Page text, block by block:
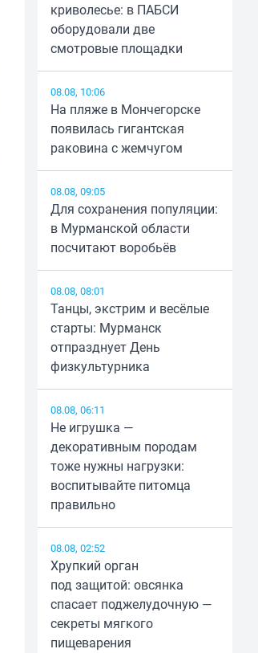
криволесье: в ПАБСИ
оборудовали две
смотровые площадки
08.08, 10:06
На пляже в Мончегорске
появилась гигантская
раковина с жемчугом
08.08, 09:05
Для сохранения популяции:
в Мурманской области
посчитают воробьёв
08.08, 08:01
Танцы, экстрим и весёлые
старты: Мурманск
отпразднует День
физкультурника
08.08, 06:11
Не игрушка —
декоративным породам
тоже нужны нагрузки:
воспитывайте питомца
правильно
08.08, 02:52
Хрупкий орган
под защитой: овсянка
спасает поджелудочную —
секреты мягкого
пищеварения